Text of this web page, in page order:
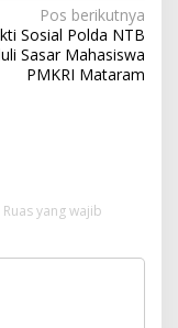
Pos berikutnya
Sosial Polda NTB
Sasar Mahasiswa
PMKRI Mataram
Ruas yang wajib